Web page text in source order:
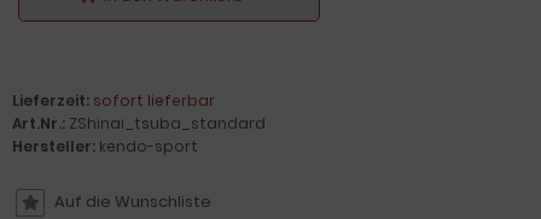
Lieferzeit: sofort lieferbar
Art.Nr.: ZShinai_tsuba_standard
Hersteller: kendo-sport